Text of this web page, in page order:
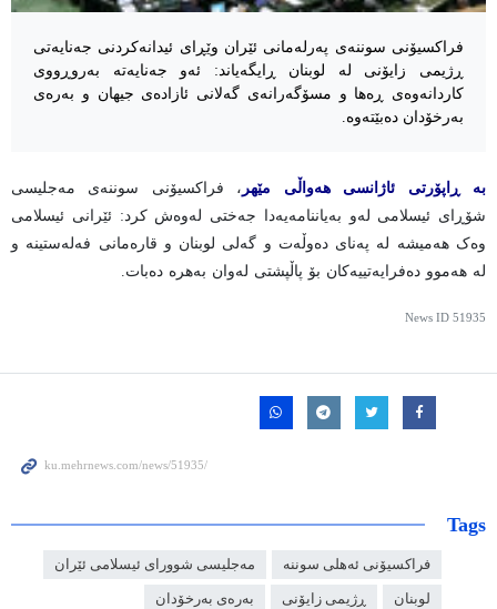
فراکسیۆنی سوننەی پەرلەمانی ئێران وێڕای ئیدانەکردنی جەنایەتی
ڕژیمی زایۆنی لە لوبنان ڕایگەیاند: ئەو جەنایەتە بەروڕووی
کاردانەوەی ڕەها و مسۆگەرانەی گەلانی ئازادەی جیهان و بەرەی
بەرخۆدان دەبێتەوە.
بە ڕاپۆرتی ئاژانسی هەواڵی مێهر ، فراکسیۆنی سوننەی مەجلیسی
شۆڕای ئیسلامی لەو بەیاننامەیەدا جەختی لەوەش کرد: ئێرانی ئیسلامی
وەک هەمیشە لە پەنای دەوڵەت و گەلی لوبنان و قارەمانی فەلەستینە و
لە هەموو دەفرایەتییەکان بۆ پاڵپشتی لەوان بەهرە دەبات.
News ID 51935
Tags
فراکسیۆنی ئەهلی سوننە مەجلیسی شوورای ئیسلامی ئێران
لوبنان ڕژیمی زایۆنی بەرەی بەرخۆدان